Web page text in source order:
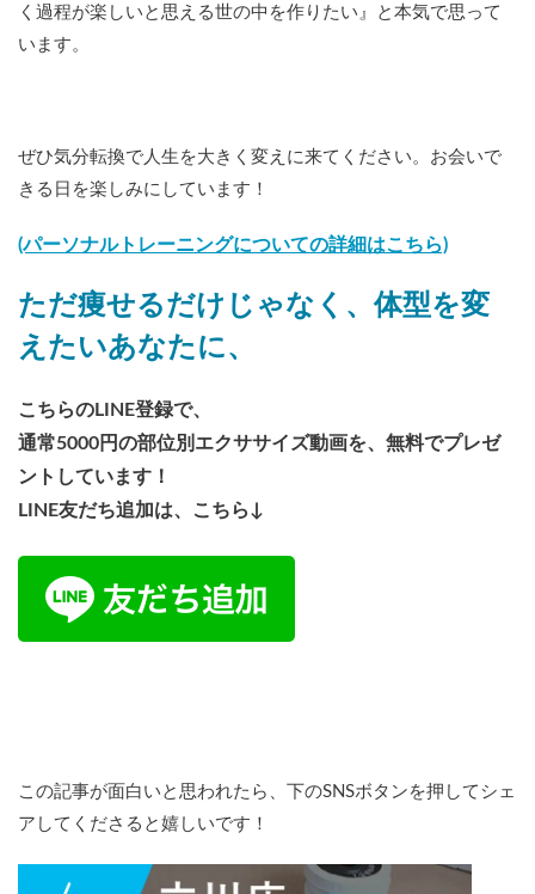
く過程が楽しいと思える世の中を作りたい』と本気で思って
います。
ぜひ気分転換で人生を大きく変えに来てください。お会いで
きる日を楽しみにしています！
(パーソナルトレーニングについての詳細はこちら)
ただ痩せるだけじゃなく、体型を変
えたいあなたに、
こちらのLINE登録で、
通常5000円の部位別エクササイズ動画を、無料でプレゼ
ントしています！
LINE友だち追加は、こちら↓
この記事が面白いと思われたら、下のSNSボタンを押してシェ
アしてくださると嬉しいです！